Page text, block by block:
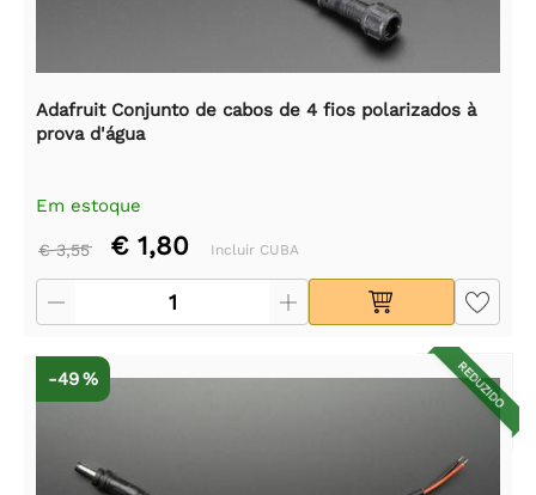
Adafruit Conjunto de cabos de 4 fios polarizados à
prova d'água
Em estoque
€ 3,55 € 1,80 Incluir CUBA
REDUZIDO
-49 %